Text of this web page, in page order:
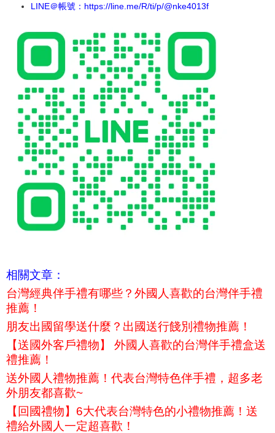
LINE＠帳號： https://line.me/R/ti/p/@nke4013f
相關文章：
台灣經典伴手禮有哪些？外國人喜歡的台灣伴手禮
推薦！
朋友出國留學送什麼？出國送行餞別禮物推薦！
【送國外客戶禮物】 外國人喜歡的台灣伴手禮盒送
禮推薦！
送外國人禮物推薦！代表台灣特色伴手禮，超多老
外朋友都喜歡~
【回國禮物】6大代表台灣特色的小禮物推薦！送
禮給外國人一定超喜歡！